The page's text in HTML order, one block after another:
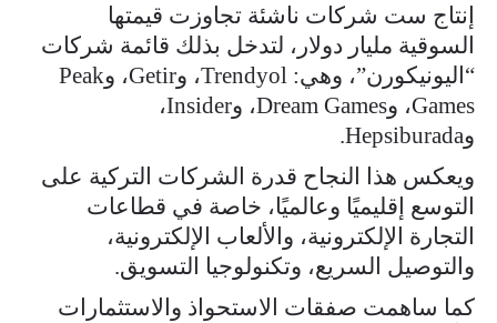
إنتاج ست شركات ناشئة تجاوزت قيمتها
السوقية مليار دولار، لتدخل بذلك قائمة شركات
“اليونيكورن”، وهي: Trendyol، وGetir، وPeak
Games، وDream Games، وInsider،
وHepsiburada.
ويعكس هذا النجاح قدرة الشركات التركية على
التوسع إقليميًا وعالميًا، خاصة في قطاعات
التجارة الإلكترونية، والألعاب الإلكترونية،
والتوصيل السريع، وتكنولوجيا التسويق.
كما ساهمت صفقات الاستحواذ والاستثمارات